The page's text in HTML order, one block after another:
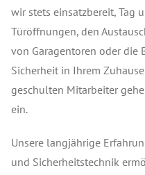
wir stets einsatzbereit, Tag
Türöffnungen, den
von Garagentoren oder die
Sicherheit in Ihrem
geschulten Mitarbeiter
ein.
Unsere langjährige
und Sicherheitstechnik